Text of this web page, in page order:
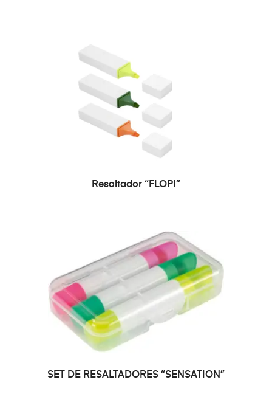
SELECCIONAR OPCIONES
Resaltador “FLOPI”
SET DE RESALTADORES “SENSATION”